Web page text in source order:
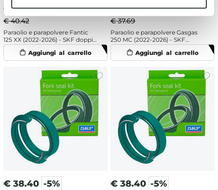
€ 38.40 -5%
€ 40.42
Paraolio e parapolvere Fantic
125 XX (2022-2026) - SKF doppia
mescola
€ 35.81 -5%
€ 37.69
Paraolio e parapolvere Gasgas
250 MC (2022-2026) - SKF
labbro doppio
€ 38.40 -5% € 38.40 -5%